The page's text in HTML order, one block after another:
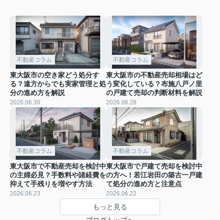
不動産コラム
東大阪市の空き家どう処分す
る？遠方からでも実家管理と処
分の進め方を解説
2026.06.30
不動産コラム
東大阪市の不動産売却相場はど
う変化している？布施八戸ノ里
の戸建て売却の判断材料を解説
2026.06.28
不動産コラム
東大阪市で不動産売却を検討中
の主婦必見？手数料や諸経費を
抑えて手残りを増やす方法
2026.06.23
不動産コラム
東大阪市で戸建て売却を検討中
の方へ！若江岩田の築古一戸建
て処分の進め方と注意点
2026.06.22
もっと見る